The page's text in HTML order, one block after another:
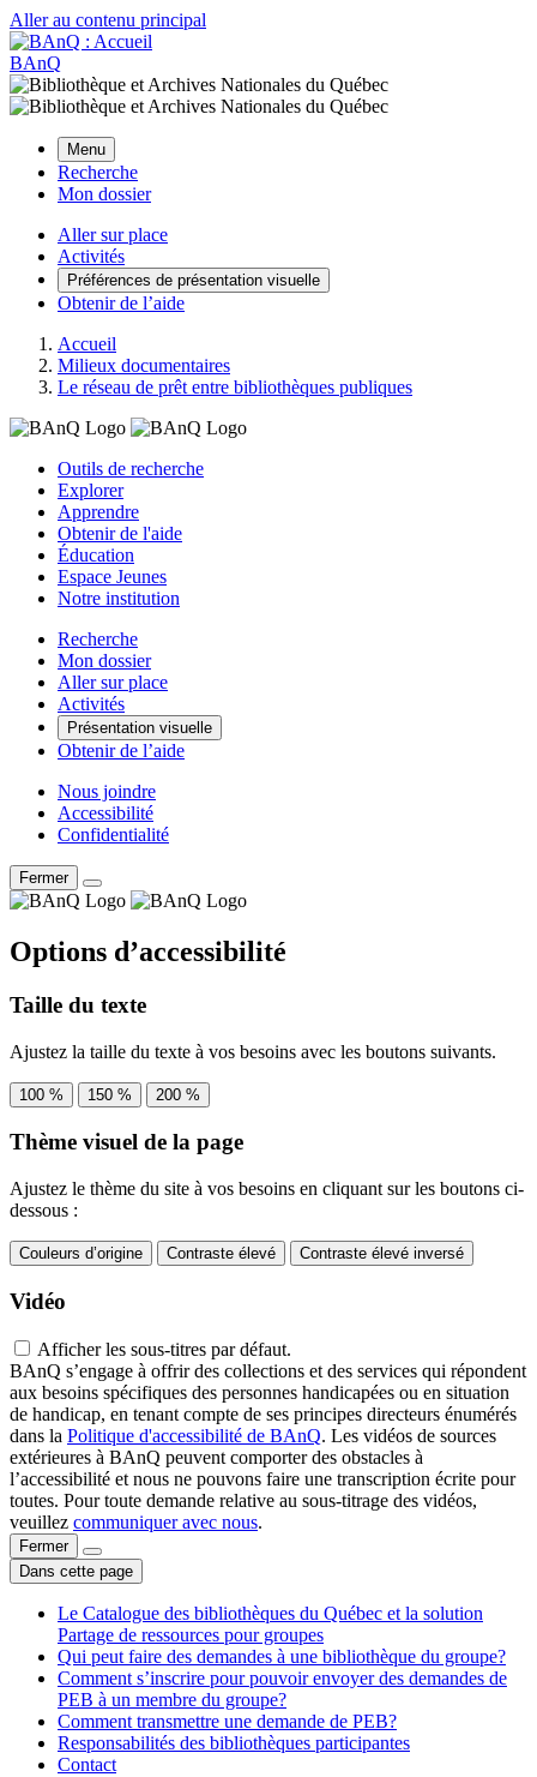
Aller au contenu principal
BAnQ
Menu
Recherche
Mon dossier
Aller sur place
Activités
Préférences de présentation visuelle
Obtenir de l’aide
Accueil
Milieux documentaires
Le réseau de prêt entre bibliothèques publiques
Outils de recherche
Explorer
Apprendre
Obtenir de l'aide
Éducation
Espace Jeunes
Notre institution
Recherche
Mon dossier
Aller sur place
Activités
Présentation visuelle
Obtenir de l’aide
Nous joindre
Accessibilité
Confidentialité
Fermer
Options d’accessibilité
Taille du texte
Ajustez la taille du texte à vos besoins avec les boutons suivants.
100 % 150 % 200 %
Thème visuel de la page
Ajustez le thème du site à vos besoins en cliquant sur les boutons ci-
dessous :
Couleurs d’origine Contraste élevé Contraste élevé inversé
Vidéo
Afficher les sous-titres par défaut.
BAnQ s’engage à offrir des collections et des services qui répondent
aux besoins spécifiques des personnes handicapées ou en situation
de handicap, en tenant compte de ses principes directeurs énumérés
dans la Politique d'accessibilité de BAnQ. Les vidéos de sources
extérieures à BAnQ peuvent comporter des obstacles à
l’accessibilité et nous ne pouvons faire une transcription écrite pour
toutes. Pour toute demande relative au sous-titrage des vidéos,
veuillez communiquer avec nous.
Fermer
Dans cette page
Le Catalogue des bibliothèques du Québec et la solution
Partage de ressources pour groupes
Qui peut faire des demandes à une bibliothèque du groupe?
Comment s’inscrire pour pouvoir envoyer des demandes de
PEB à un membre du groupe?
Comment transmettre une demande de PEB?
Responsabilités des bibliothèques participantes
Contact